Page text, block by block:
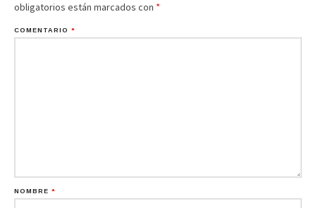
obligatorios están marcados con *
COMENTARIO *
NOMBRE *